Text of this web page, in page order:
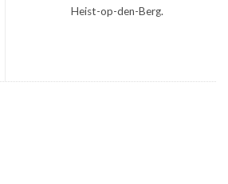
Heist-op-den-Berg.